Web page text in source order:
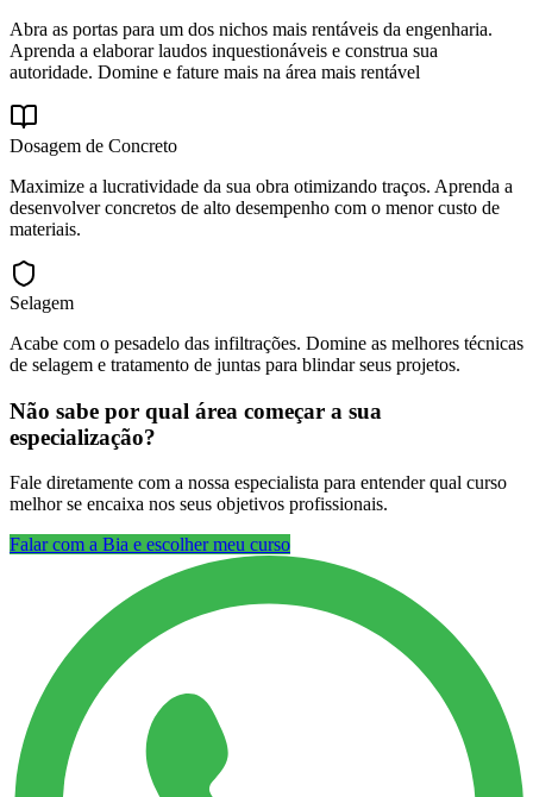
Abra as portas para um dos nichos mais rentáveis da engenharia.
Aprenda a elaborar laudos inquestionáveis e construa sua
autoridade. Domine e fature mais na área mais rentável
Dosagem de Concreto
Maximize a lucratividade da sua obra otimizando traços. Aprenda a
desenvolver concretos de alto desempenho com o menor custo de
materiais.
Selagem
Acabe com o pesadelo das infiltrações. Domine as melhores técnicas
de selagem e tratamento de juntas para blindar seus projetos.
Não sabe por qual área começar a sua
especialização?
Fale diretamente com a nossa especialista para entender qual curso
melhor se encaixa nos seus objetivos profissionais.
Falar com a Bia e escolher meu curso